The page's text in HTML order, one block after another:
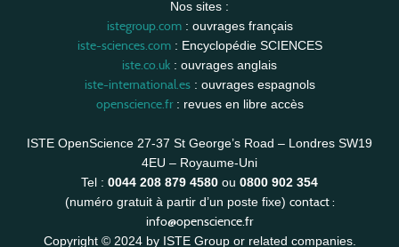
Nos sites :
istegroup.com: ouvrages français
iste-sciences.com: Encyclopédie SCIENCES
iste.co.uk : ouvrages anglais
iste-international.es: ouvrages espagnols
openscience.fr: revues en libre accès
ISTE OpenScience 27-37 St George’s Road – Londres SW19
4EU – Royaume-Uni
Tel : 0044 208 879 4580 ou 0800 902 354
(numéro gratuit à partir d’un poste fixe) contact :
info@openscience.fr
Copyright © 2024 by ISTE Group or related companies.